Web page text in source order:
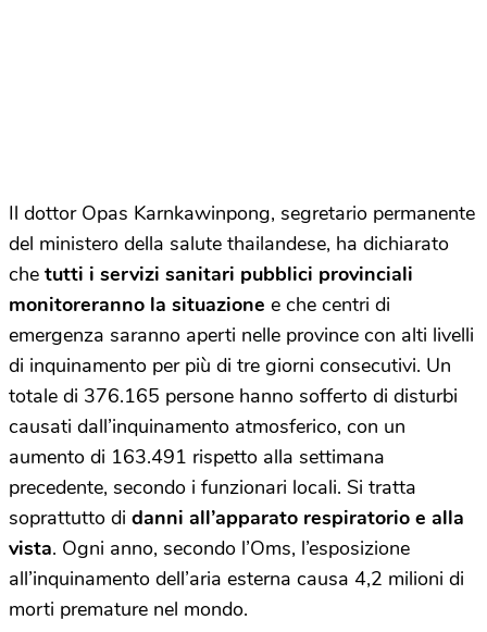
Il dottor Opas Karnkawinpong, segretario permanente
del ministero della salute thailandese, ha dichiarato
che tutti i servizi sanitari pubblici provinciali
monitoreranno la situazione e che centri di
emergenza saranno aperti nelle province con alti livelli
di inquinamento per più di tre giorni consecutivi. Un
totale di 376.165 persone hanno sofferto di disturbi
causati dall’inquinamento atmosferico, con un
aumento di 163.491 rispetto alla settimana
precedente, secondo i funzionari locali. Si tratta
soprattutto di danni all’apparato respiratorio e alla
vista. Ogni anno, secondo l’Oms, l’esposizione
all’inquinamento dell’aria esterna causa 4,2 milioni di
morti premature nel mondo.